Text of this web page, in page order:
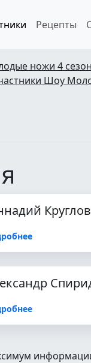
Рецепты
ножи 4 сезон
Шоу
Круглов